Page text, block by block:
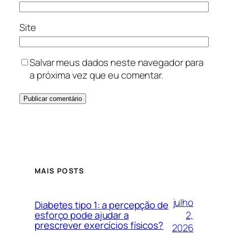
Site
Salvar meus dados neste navegador para
a próxima vez que eu comentar.
MAIS POSTS
Diabetes tipo 1: a percepção de
esforço pode ajudar a
prescrever exercícios físicos?
julho
2,
2026